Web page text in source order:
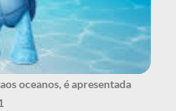
oceanos, é apresentada